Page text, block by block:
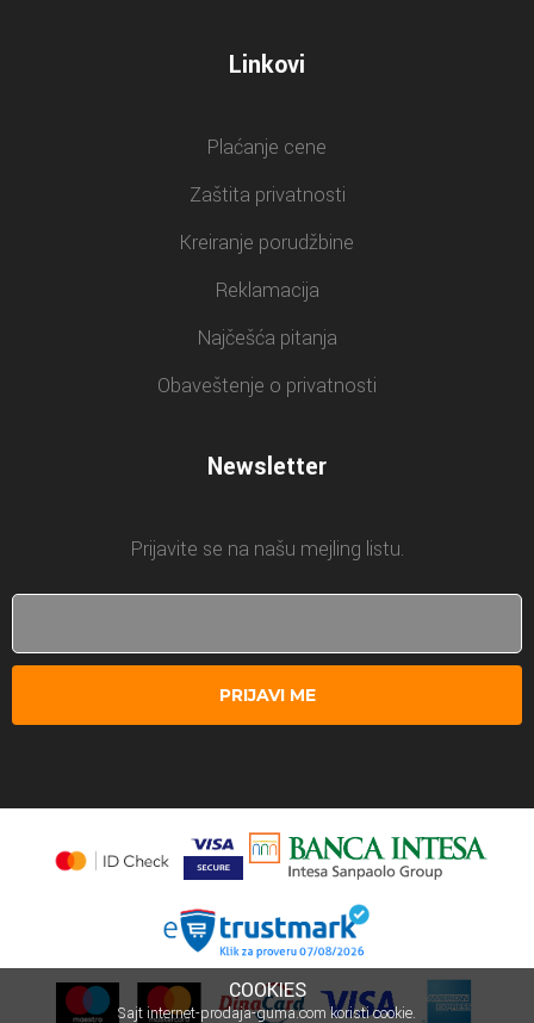
Linkovi
Plaćanje cene
Zaštita privatnosti
Kreiranje porudžbine
Reklamacija
Najčešća pitanja
Obaveštenje o privatnosti
Newsletter
Prijavite se na našu mejling listu.
PRIJAVI ME
COOKIES
Sajt internet-prodaja-guma.com koristi cookie.